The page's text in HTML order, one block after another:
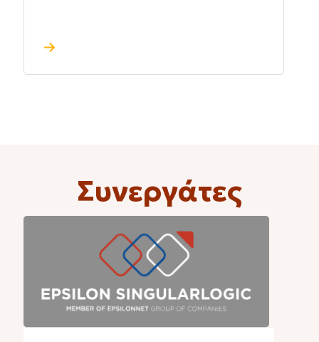
Συνεργάτες